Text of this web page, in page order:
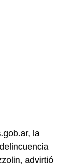
la
advirtió